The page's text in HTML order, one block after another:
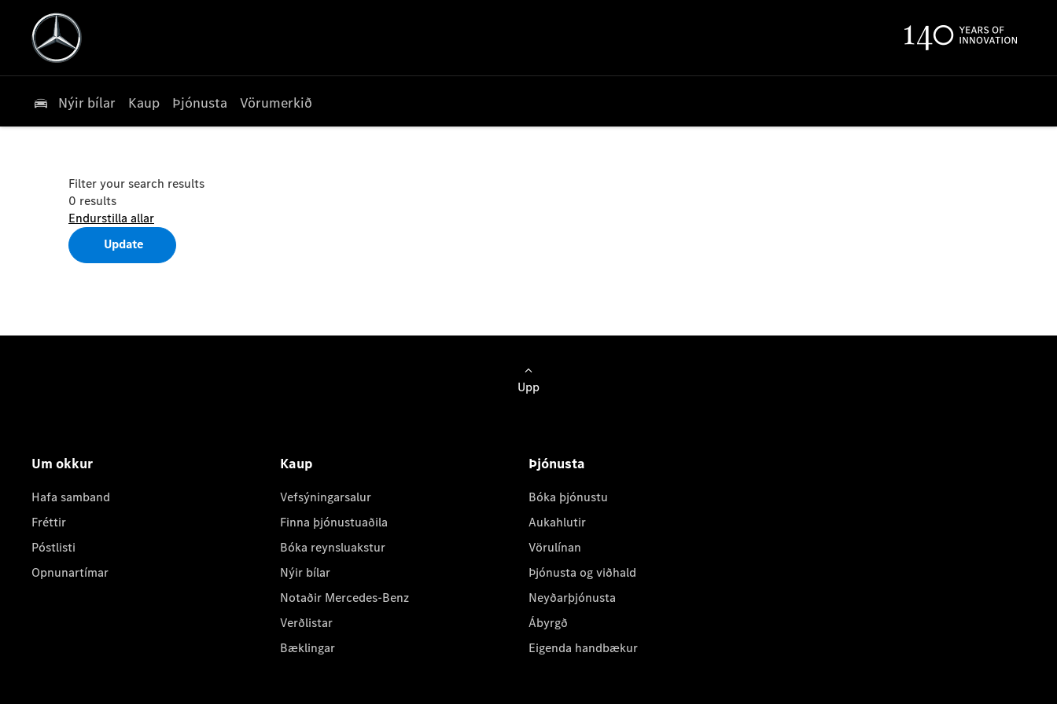
Nýir bílar Kaup Þjónusta Vörumerkið
Filter your search results
0 results
Endurstilla allar
Update
Upp
Um okkur
Hafa samband
Fréttir
Póstlisti
Opnunartímar
Kaup
Vefsýningarsalur
Finna þjónustuaðila
Bóka reynsluakstur
Nýir bílar
Notaðir Mercedes-Benz
Verðlistar
Bæklingar
Þjónusta
Bóka þjónustu
Aukahlutir
Vörulínan
Þjónusta og viðhald
Neyðarþjónusta
Ábyrgð
Eigenda handbækur